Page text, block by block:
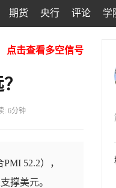
期货 央行 评论 学
点击查看多空信号
: 6分钟
52.2），
撑美元。